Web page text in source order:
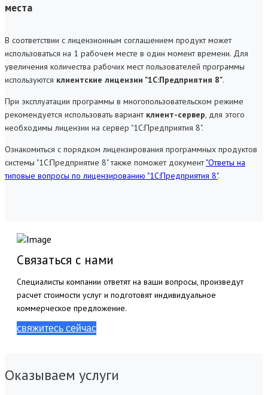
места
В соответствии с лицензионным соглашением продукт может
использоваться на 1 рабочем месте в один момент времени. Для
увеличения количества рабочих мест пользователей программы
используются клиентские лицензии "1С:Предприятия 8".
При эксплуатации программы в многопользовательском режиме
рекомендуется использовать вариант клиент-сервер, для этого
необходимы лицензии на сервер "1С:Предприятия 8".
Ознакомиться с порядком лицензирования программных продуктов
системы "1С:Предприятие 8" также поможет документ"Ответы на
типовые вопросы по лицензированию "1С:Предприятия 8".
Связаться с нами
Специалисты компании ответят на ваши вопросы, произведут
расчет стоимости услуг и подготовят индивидуальное
коммерческое предложение.
свяжитесь сейчас
Оказываем услуги